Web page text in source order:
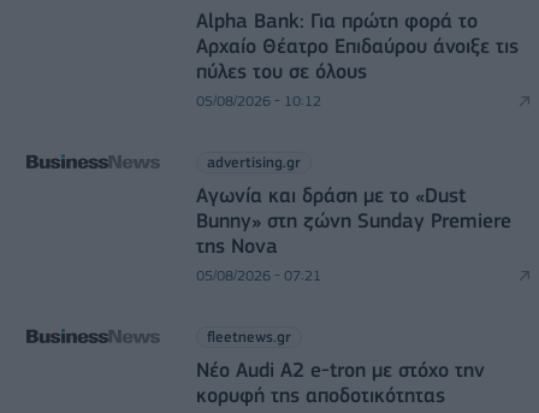
Alpha Bank: Για πρώτη φορά το
Αρχαίο Θέατρο Επιδαύρου άνοιξε τις
πύλες του σε όλους
05/08/2026 - 10:12
advertising.gr
Αγωνία και δράση με το «Dust
Bunny» στη ζώνη Sunday Premiere
της Nova
05/08/2026 - 07:21
fleetnews.gr
Νέο Audi A2 e-tron με στόχο την
κορυφή της αποδοτικότητας